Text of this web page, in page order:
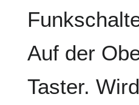
Auf der
Taster.